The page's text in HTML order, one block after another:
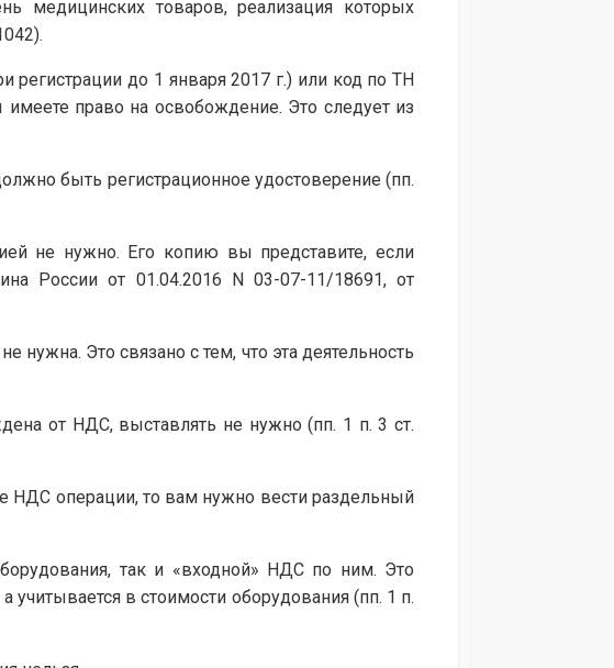
медицинских товаров, реализация которых
до 1 января 2017 г.) или код по ТН
право на освобождение. Это следует из
быть регистрационное удостоверение (пп.
не нужно. Его копию вы представите, если
России от 01.04.2016 N 03-07-11/18691, от
Это связано с тем, что эта деятельность
от НДС, выставлять не нужно (пп. 1 п. 3 ст.
НДС операции, то вам нужно вести раздельный
так и «входной» НДС по ним. Это
в стоимости оборудования (пп. 1 п.